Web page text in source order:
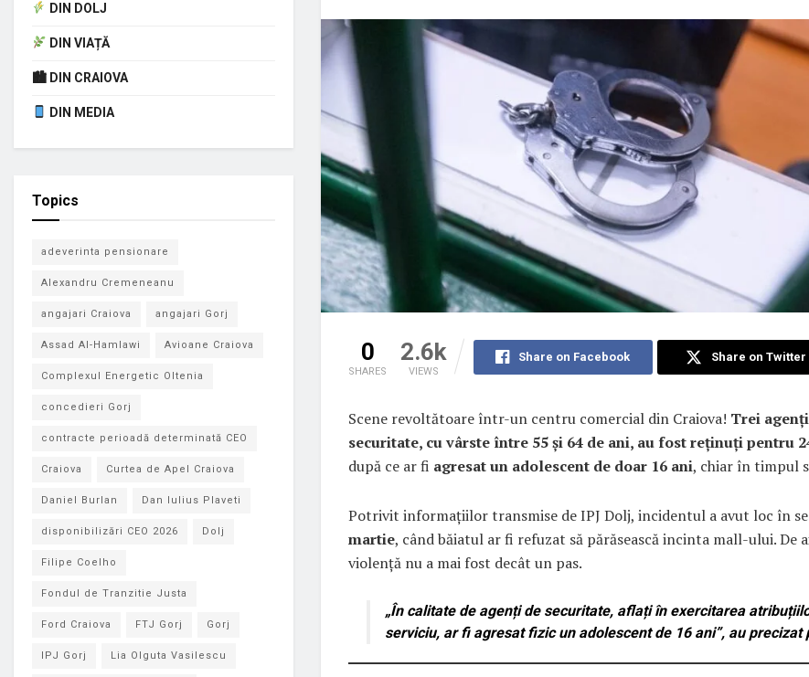
0
SHARES
2.6k
VIEWS
Share on Facebook Share on Twitter
Scene revoltătoare într-un centru comercial din Craiova! Trei
securitate, cu vârste între 55 și 64 de ani, au fost reținuți pentru
după ce ar fi agresat un adolescent de doar 16 ani, chiar în timpul
Potrivit informațiilor transmise de IPJ Dolj, incidentul a avut loc în
martie, când băiatul ar fi refuzat să părăsească incinta mall-ului. De
violență nu a mai fost decât un pas.
„În calitate de agenți de securitate, aflați în exercitarea
serviciu, ar fi agresat fizic un adolescent de 16 ani”, au precizat
DIN DOLJ
DIN VIAȚĂ
🏙 DIN CRAIOVA
DIN MEDIA
Topics
adeverinta pensionare
Alexandru Cremeneanu
angajari Craiova angajari Gorj
Assad Al-Hamlawi Avioane Craiova
Complexul Energetic Oltenia
concedieri Gorj
contracte perioadă determinată CEO
Craiova Curtea de Apel Craiova
Daniel Burlan Dan Iulius Plaveti
disponibilizări CEO 2026 Dolj
Filipe Coelho
Fondul de Tranzitie Justa
Ford Craiova FTJ Gorj Gorj
IPJ Gorj Lia Olguta Vasilescu